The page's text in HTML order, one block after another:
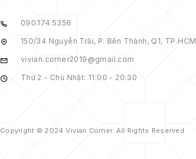
090.174.5356
150/34 Nguyễn Trãi, P. Bến Thành, Q1, TP.HCM
vivian.corner2019@gmail.com
Thứ 2 - Chủ Nhật: 11:00 - 20:30
Copyright © 2024 Vivian Corner. All Rights Reserved.